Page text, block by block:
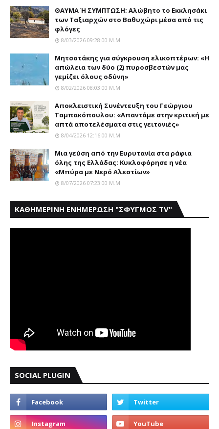
ΘΑΥΜΑ Ή ΣΥΜΠΤΩΣΗ; Aλώβητο το Eκκλησάκι
των Tαξιαρχών στο Bαθυχώρι μέσα από τις
φλόγες
8/03/2026 09:28:00 Μ.μ.
Μητσοτάκης για σύγκρουση ελικοπτέρων: «Η
απώλεια των δύο (2) πυροσβεστών μας
γεμίζει όλους οδύνη»
8/02/2026 08:03:00 Μ.μ.
Αποκλειστική Συνέντευξη του Γεώργιου
Ταμπακόπουλου: «Απαντάμε στην κριτική με
απτά αποτελέσματα στις γειτονιές»
8/04/2026 12:16:00 Μ.μ.
Mια γεύση από την Eυρυτανία στα ράφια
όλης της Ελλάδας: Κυκλοφόρησε η νέα
«Μπύρα με Nερό Aλεστίων»
8/07/2026 07:23:00 Μ.μ.
ΚΑΘΗΜΕΡΙΝΗ ΕΝΗΜΕΡΩΣΗ "ΣΦΥΓΜΟΣ TV"
SOCIAL PLUGIN